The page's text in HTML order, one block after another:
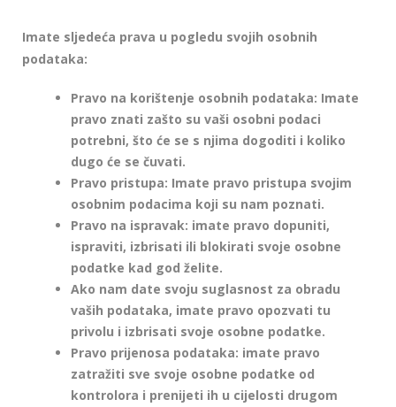
Imate sljedeća prava u pogledu svojih osobnih
podataka:
Pravo na korištenje osobnih podataka: Imate
pravo znati zašto su vaši osobni podaci
potrebni, što će se s njima dogoditi i koliko
dugo će se čuvati.
Pravo pristupa: Imate pravo pristupa svojim
osobnim podacima koji su nam poznati.
Pravo na ispravak: imate pravo dopuniti,
ispraviti, izbrisati ili blokirati svoje osobne
podatke kad god želite.
Ako nam date svoju suglasnost za obradu
vaših podataka, imate pravo opozvati tu
privolu i izbrisati svoje osobne podatke.
Pravo prijenosa podataka: imate pravo
zatražiti sve svoje osobne podatke od
kontrolora i prenijeti ih u cijelosti drugom